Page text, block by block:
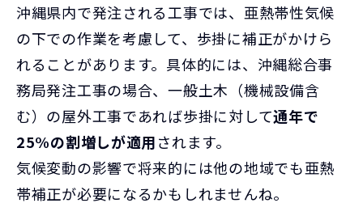
沖縄県内で発注される工事では、亜熱帯性気候
の下での作業を考慮して、歩掛に補正がかけら
れることがあります。具体的には、沖縄総合事
務局発注工事の場合、一般土木（機械設備含
む）の屋外工事であれば歩掛に対して通年で
25%の割増しが適用されます。
気候変動の影響で将来的には他の地域でも亜熱
帯補正が必要になるかもしれませんね。